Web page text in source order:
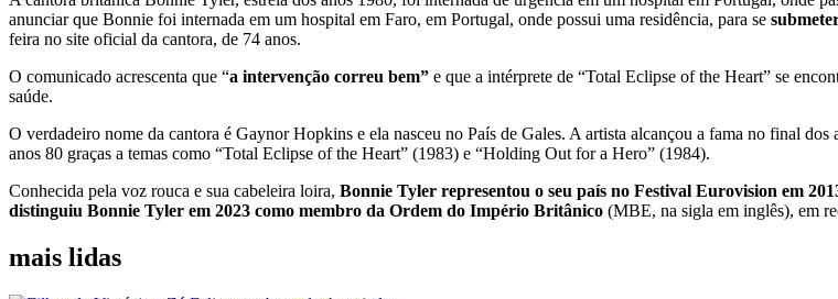
anunciar que Bonnie foi internada em um hospital em Faro, em Portugal, onde possui uma residência, para se
feira no site oficial da cantora, de 74 anos.
O comunicado acrescenta que “a intervenção correu bem” e que a intérprete de “Total Eclipse of the Heart” se
saúde.
O verdadeiro nome da cantora é Gaynor Hopkins e ela nasceu no País de Gales. A artista alcançou a fama no final dos
anos 80 graças a temas como “Total Eclipse of the Heart” (1983) e “Holding Out for a Hero” (1984).
Conhecida pela voz rouca e sua cabeleira loira, Bonnie Tyler representou o seu país no Festival Eurovision em
distinguiu Bonnie Tyler em 2023 como membro da Ordem do Império Britânico (MBE, na sigla em inglês), em
mais lidas